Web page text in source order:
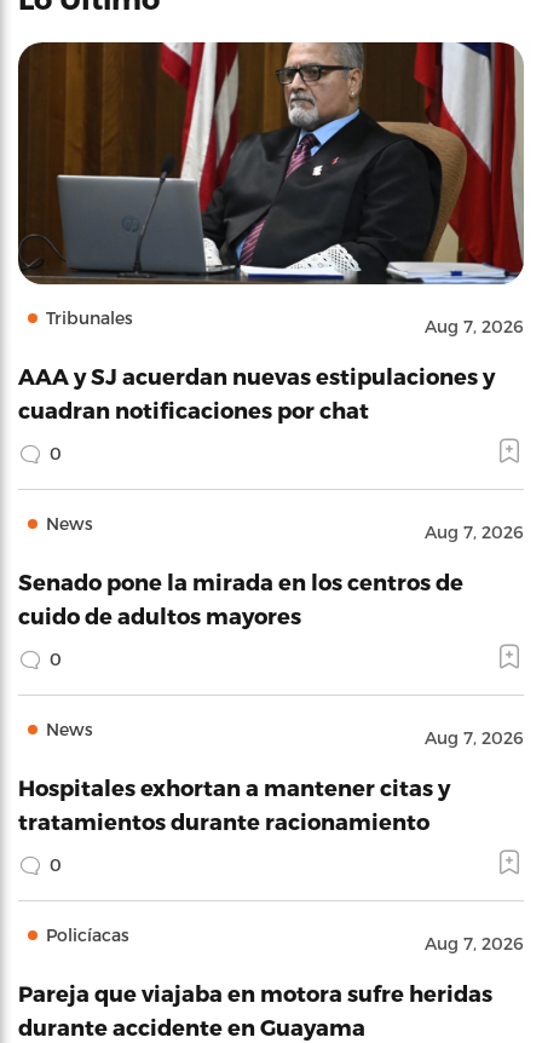
Tribunales Aug 7, 2026
AAA y SJ acuerdan nuevas estipulaciones y
cuadran notificaciones por chat
0
News Aug 7, 2026
Senado pone la mirada en los centros de
cuido de adultos mayores
0
News Aug 7, 2026
Hospitales exhortan a mantener citas y
tratamientos durante racionamiento
0
Policíacas Aug 7, 2026
Pareja que viajaba en motora sufre heridas
durante accidente en Guayama